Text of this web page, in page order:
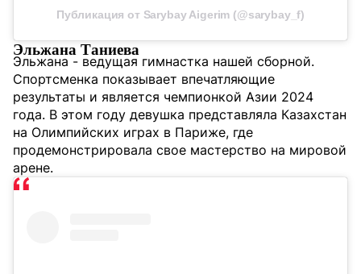
Публикация от Sarybay Aigerim (@sarybay_f)
Эльжана Таниева
Эльжана - ведущая гимнастка нашей сборной.
Спортсменка показывает впечатляющие
результаты и является чемпионкой Азии 2024
года. В этом году девушка представляла Казахстан
на Олимпийских играх в Париже, где
продемонстрировала свое мастерство на мировой
арене.